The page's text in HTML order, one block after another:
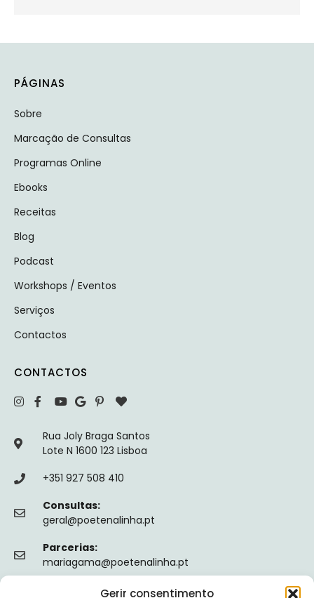
Gerir consentimento
PÁGINAS
Sobre
Marcação de Consultas
Programas Online
Ebooks
Receitas
Blog
Podcast
Workshops / Eventos
Serviços
Contactos
CONTACTOS
Rua Joly Braga Santos
Lote N 1600 123 Lisboa
+351 927 508 410
Consultas:
geral@poetenalinha.pt
Parcerias:
mariagama@poetenalinha.pt